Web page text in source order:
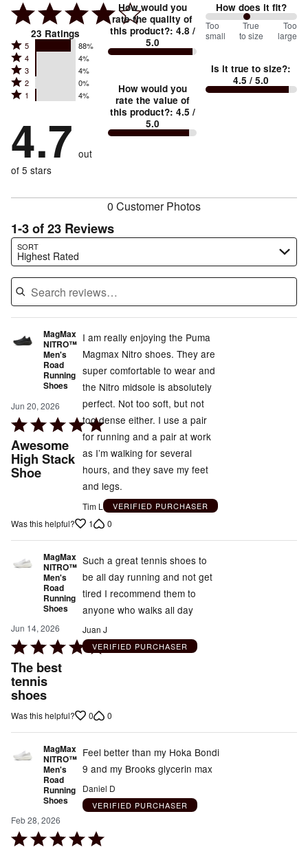
23 Ratings
Rated
5
stars
by
reviewers
5 88%
Rated
4
stars
by
of
reviewers
4 4%
Rated
3
stars
4%
of
reviewers
3 4%
Rated
2
by
0%
reviewers
2 0%
Rated
stars
by
4%
of
1 4%
4.7 out
of 5 stars
How would you
rate the quality of
this product?: 4.8 /
5.0
How would you
rate the value of
this product?: 4.5 /
5.0
How does it fit?
91%
between
small
and
Too
small
True
to size
Too
large
Is it true to size?:
4.5 / 5.0
0 Customer Photos
1-3 of 23 Reviews
SORT
Highest Rated
Search reviews…
MagMax
NITRO™
Men's
Road
Running
Shoes
Jun 20, 2026
Rated
5
out
of
Awesome
High Stack
Shoe
I am really enjoying the Puma
Magmax Nitro shoes. They are
super comfortable to wear and
the Nitro midsole is absolutely
perfect. Not too soft, but not
too dense either. I use a pair
for running and a pair at work
as I’m walking for several
hours, and they save my feet
and legs.
Tim L VERIFIED PURCHASER
Was this helpful? 1 0
MagMax
NITRO™
Men's
Road
Running
Shoes
Jun 14, 2026
Rated
5
out
of
5
The best
tennis
shoes
Such a great tennis shoes to
be all day running and not get
tired I recommend them to
anyone who walks all day
Juan J
VERIFIED PURCHASER
Was this helpful? 0 0
MagMax
NITRO™
Men's
Road
Running
Shoes
Feb 28, 2026
Rated
Feel better than my Hoka Bondi
9 and my Brooks glycerin max
Daniel D
VERIFIED PURCHASER